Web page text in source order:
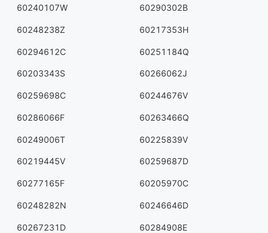
60240107W 60290302B
60248238Z 60217353H
60294612C 60251184Q
60203343S 60266062J
60259698C 60244676V
60286066F 60263466Q
60249006T 60225839V
60219445V 60259687D
60277165F 60205970C
60248282N 60246646D
60267231D 60284908E